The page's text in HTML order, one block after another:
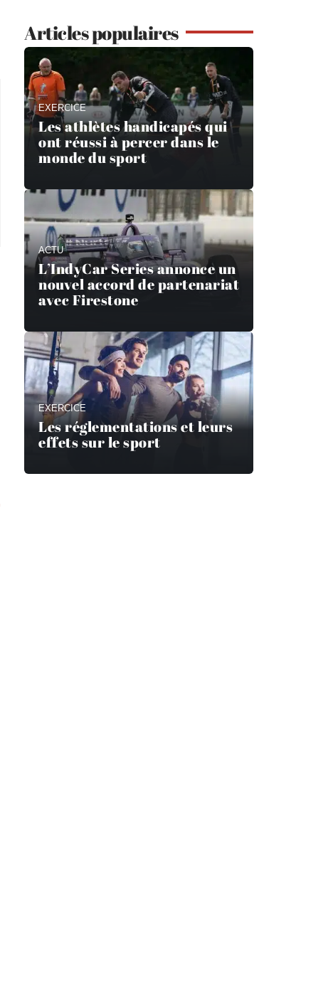
Articles populaires
EXERCICE
Les athlètes handicapés qui
ont réussi à percer dans le
monde du sport
ACTU
L’IndyCar Series annonce un
nouvel accord de partenariat
avec Firestone
EXERCICE
Les réglementations et leurs
effets sur le sport